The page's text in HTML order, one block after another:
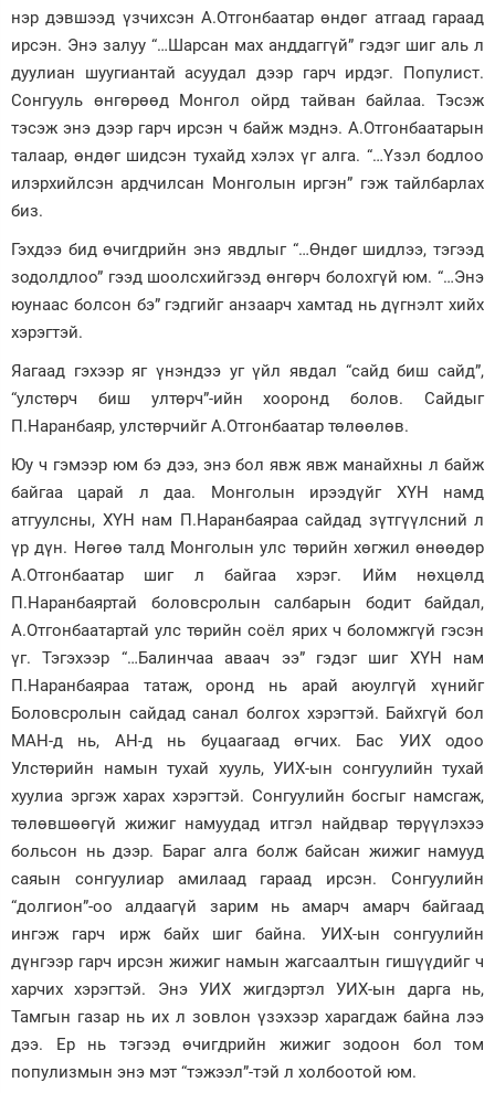
нэр дэвшээд үзчихсэн А.Отгонбаатар өндөг атгаад гараад
ирсэн. Энэ залуу “…Шарсан мах анддаггүй” гэдэг шиг аль л
дуулиан шуугиантай асуудал дээр гарч ирдэг. Популист.
Сонгууль өнгөрөөд Монгол ойрд тайван байлаа. Тэсэж
тэсэж энэ дээр гарч ирсэн ч байж мэднэ. А.Отгонбаатарын
талаар, өндөг шидсэн тухайд хэлэх үг алга. “…Үзэл бодлоо
илэрхийлсэн ардчилсан Монголын иргэн” гэж тайлбарлах
биз.
Гэхдээ бид өчигдрийн энэ явдлыг “…Өндөг шидлээ, тэгээд
зодолдлоо” гээд шоолсхийгээд өнгөрч болохгүй юм. “…Энэ
юунаас болсон бэ” гэдгийг анзаарч хамтад нь дүгнэлт хийх
хэрэгтэй.
Яагаад гэхээр яг үнэндээ уг үйл явдал “сайд биш сайд”,
“улстөрч биш ултөрч”-ийн хооронд болов. Сайдыг
П.Наранбаяр, улстөрчийг А.Отгонбаатар төлөөлөв.
Юу ч гэмээр юм бэ дээ, энэ бол явж явж манайхны л байж
байгаа царай л даа. Монголын ирээдүйг ХҮН намд
атгуулсны, ХҮН нам П.Наранбаяраа сайдад зүтгүүлсний л
үр дүн. Нөгөө талд Монголын улс төрийн хөгжил өнөөдөр
А.Отгонбаатар шиг л байгаа хэрэг. Ийм нөхцөлд
П.Наранбаяртай боловсролын салбарын бодит байдал,
А.Отгонбаатартай улс төрийн соёл ярих ч боломжгүй гэсэн
үг. Тэгэхээр “…Балинчаа аваач ээ” гэдэг шиг ХҮН нам
П.Наранбаяраа татаж, оронд нь арай аюулгүй хүнийг
Боловсролын сайдад санал болгох хэрэгтэй. Байхгүй бол
МАН-д нь, АН-д нь буцаагаад өгчих. Бас УИХ одоо
Улстөрийн намын тухай хууль, УИХ-ын сонгуулийн тухай
хуулиа эргэж харах хэрэгтэй. Сонгуулийн босгыг намсгаж,
төлөвшөөгүй жижиг намуудад итгэл найдвар төрүүлэхээ
больсон нь дээр. Бараг алга болж байсан жижиг намууд
саяын сонгуулиар амилаад гараад ирсэн. Сонгуулийн
“долгион”-оо алдаагүй зарим нь амарч амарч байгаад
ингэж гарч ирж байх шиг байна. УИХ-ын сонгуулийн
дүнгээр гарч ирсэн жижиг намын жагсаалтын гишүүдийг ч
харчих хэрэгтэй. Энэ УИХ жигдэртэл УИХ-ын дарга нь,
Тамгын газар нь их л зовлон үзэхээр харагдаж байна лээ
дээ. Ер нь тэгээд өчигдрийн жижиг зодоон бол том
популизмын энэ мэт “тэжээл”-тэй л холбоотой юм.